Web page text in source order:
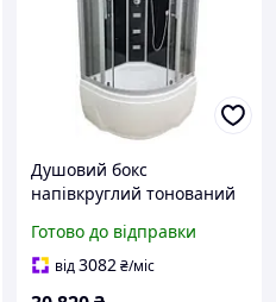
Душовий бокс
напівкруглий тонований
сатин з піддоном
VERONIS BV-5-90 GR
Готово до відправки
від3082₴/міс